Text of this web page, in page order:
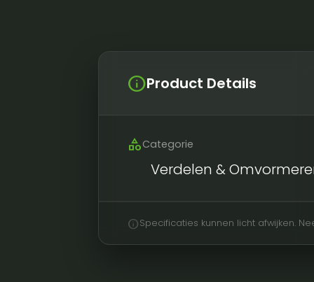
infoProduct Details
categoryCategorie
Verdelen &
infoSpecificaties kunnen licht afwijken.